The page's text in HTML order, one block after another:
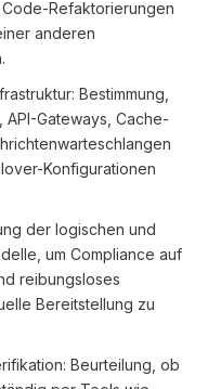
Refaktorierungen
anderen
Bestimmung,
Gateways, Cache-
Konfigurationen
der logischen und
um Compliance auf
reibungsloses
Bereitstellung zu
Beurteilung, ob